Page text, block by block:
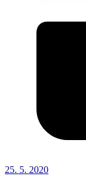
25. 5. 2020